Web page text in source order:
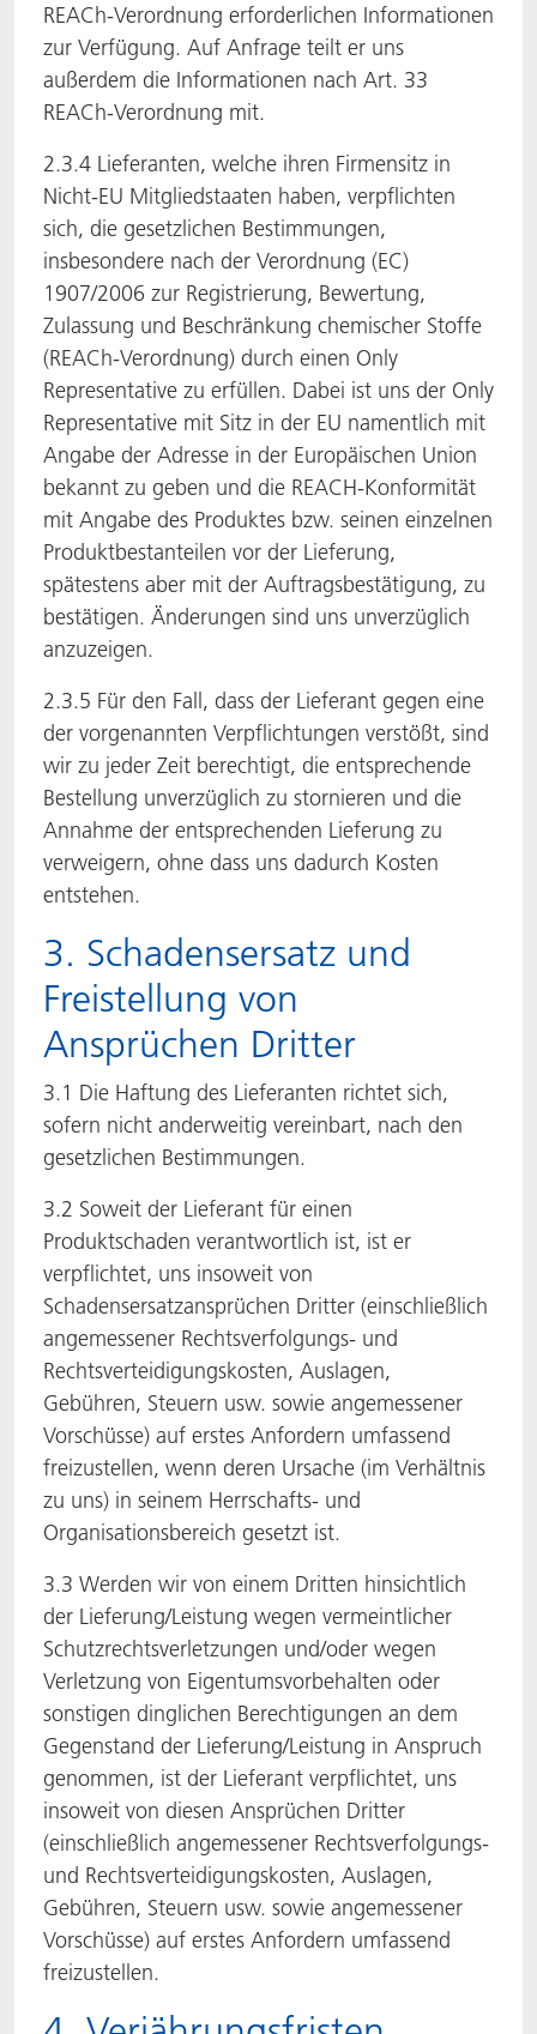
REACh-Verordnung erforderlichen Informationen
zur Verfügung. Auf Anfrage teilt er uns
außerdem die Informationen nach Art. 33
REACh-Verordnung mit.
2.3.4 Lieferanten, welche ihren Firmensitz in
Nicht-EU Mitgliedstaaten haben, verpflichten
sich, die gesetzlichen Bestimmungen,
insbesondere nach der Verordnung (EC)
1907/2006 zur Registrierung, Bewertung,
Zulassung und Beschränkung chemischer Stoffe
(REACh-Verordnung) durch einen Only
Representative zu erfüllen. Dabei ist uns der Only
Representative mit Sitz in der EU namentlich mit
Angabe der Adresse in der Europäischen Union
bekannt zu geben und die REACH-Konformität
mit Angabe des Produktes bzw. seinen einzelnen
Produktbestanteilen vor der Lieferung,
spätestens aber mit der Auftragsbestätigung, zu
bestätigen. Änderungen sind uns unverzüglich
anzuzeigen.
2.3.5 Für den Fall, dass der Lieferant gegen eine
der vorgenannten Verpflichtungen verstößt, sind
wir zu jeder Zeit berechtigt, die entsprechende
Bestellung unverzüglich zu stornieren und die
Annahme der entsprechenden Lieferung zu
verweigern, ohne dass uns dadurch Kosten
entstehen.
3. Schadensersatz und
Freistellung von
Ansprüchen Dritter
3.1 Die Haftung des Lieferanten richtet sich,
sofern nicht anderweitig vereinbart, nach den
gesetzlichen Bestimmungen.
3.2 Soweit der Lieferant für einen
Produktschaden verantwortlich ist, ist er
verpflichtet, uns insoweit von
Schadensersatzansprüchen Dritter (einschließlich
angemessener Rechtsverfolgungs- und
Rechtsverteidigungskosten, Auslagen,
Gebühren, Steuern usw. sowie angemessener
Vorschüsse) auf erstes Anfordern umfassend
freizustellen, wenn deren Ursache (im Verhältnis
zu uns) in seinem Herrschafts- und
Organisationsbereich gesetzt ist.
3.3 Werden wir von einem Dritten hinsichtlich
der Lieferung/Leistung wegen vermeintlicher
Schutzrechtsverletzungen und/oder wegen
Verletzung von Eigentumsvorbehalten oder
sonstigen dinglichen Berechtigungen an dem
Gegenstand der Lieferung/Leistung in Anspruch
genommen, ist der Lieferant verpflichtet, uns
insoweit von diesen Ansprüchen Dritter
(einschließlich angemessener Rechtsverfolgungs-
und Rechtsverteidigungskosten, Auslagen,
Gebühren, Steuern usw. sowie angemessener
Vorschüsse) auf erstes Anfordern umfassend
freizustellen.